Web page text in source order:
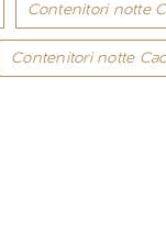
Contenitori notte
Contenitori notte